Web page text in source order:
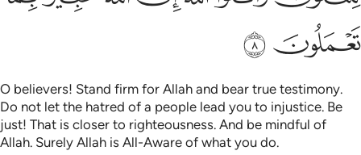
ﲵﲶ
O believers! Stand firm for Allah and bear true testimony.
Do not let the hatred of a people lead you to injustice. Be
just! That is closer to righteousness. And be mindful of
Allah. Surely Allah is All-Aware of what you do.